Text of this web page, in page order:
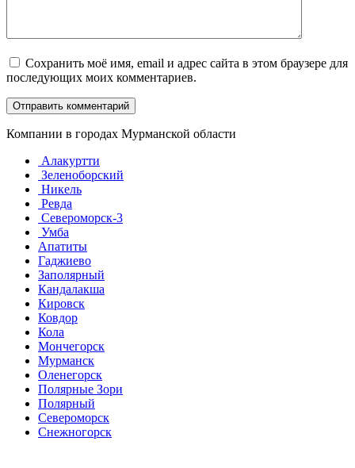
Сохранить моё имя, email и адрес сайта в этом браузере для
последующих моих комментариев.
Компании в городах Мурманской области
Алакуртти
Зеленоборский
Никель
Ревда
Североморск-3
Умба
Апатиты
Гаджиево
Заполярный
Кандалакша
Кировск
Ковдор
Кола
Мончегорск
Мурманск
Оленегорск
Полярные Зори
Полярный
Североморск
Снежногорск